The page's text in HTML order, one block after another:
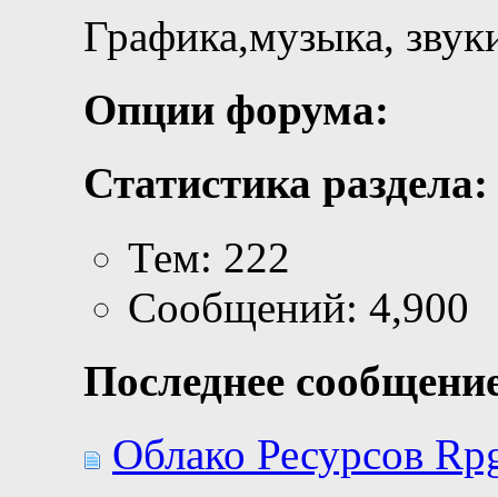
Графика,музыка,
Опции форума:
Статистика раздела:
Тем: 222
Сообщений: 4,900
Последнее
Облако Ресурсов